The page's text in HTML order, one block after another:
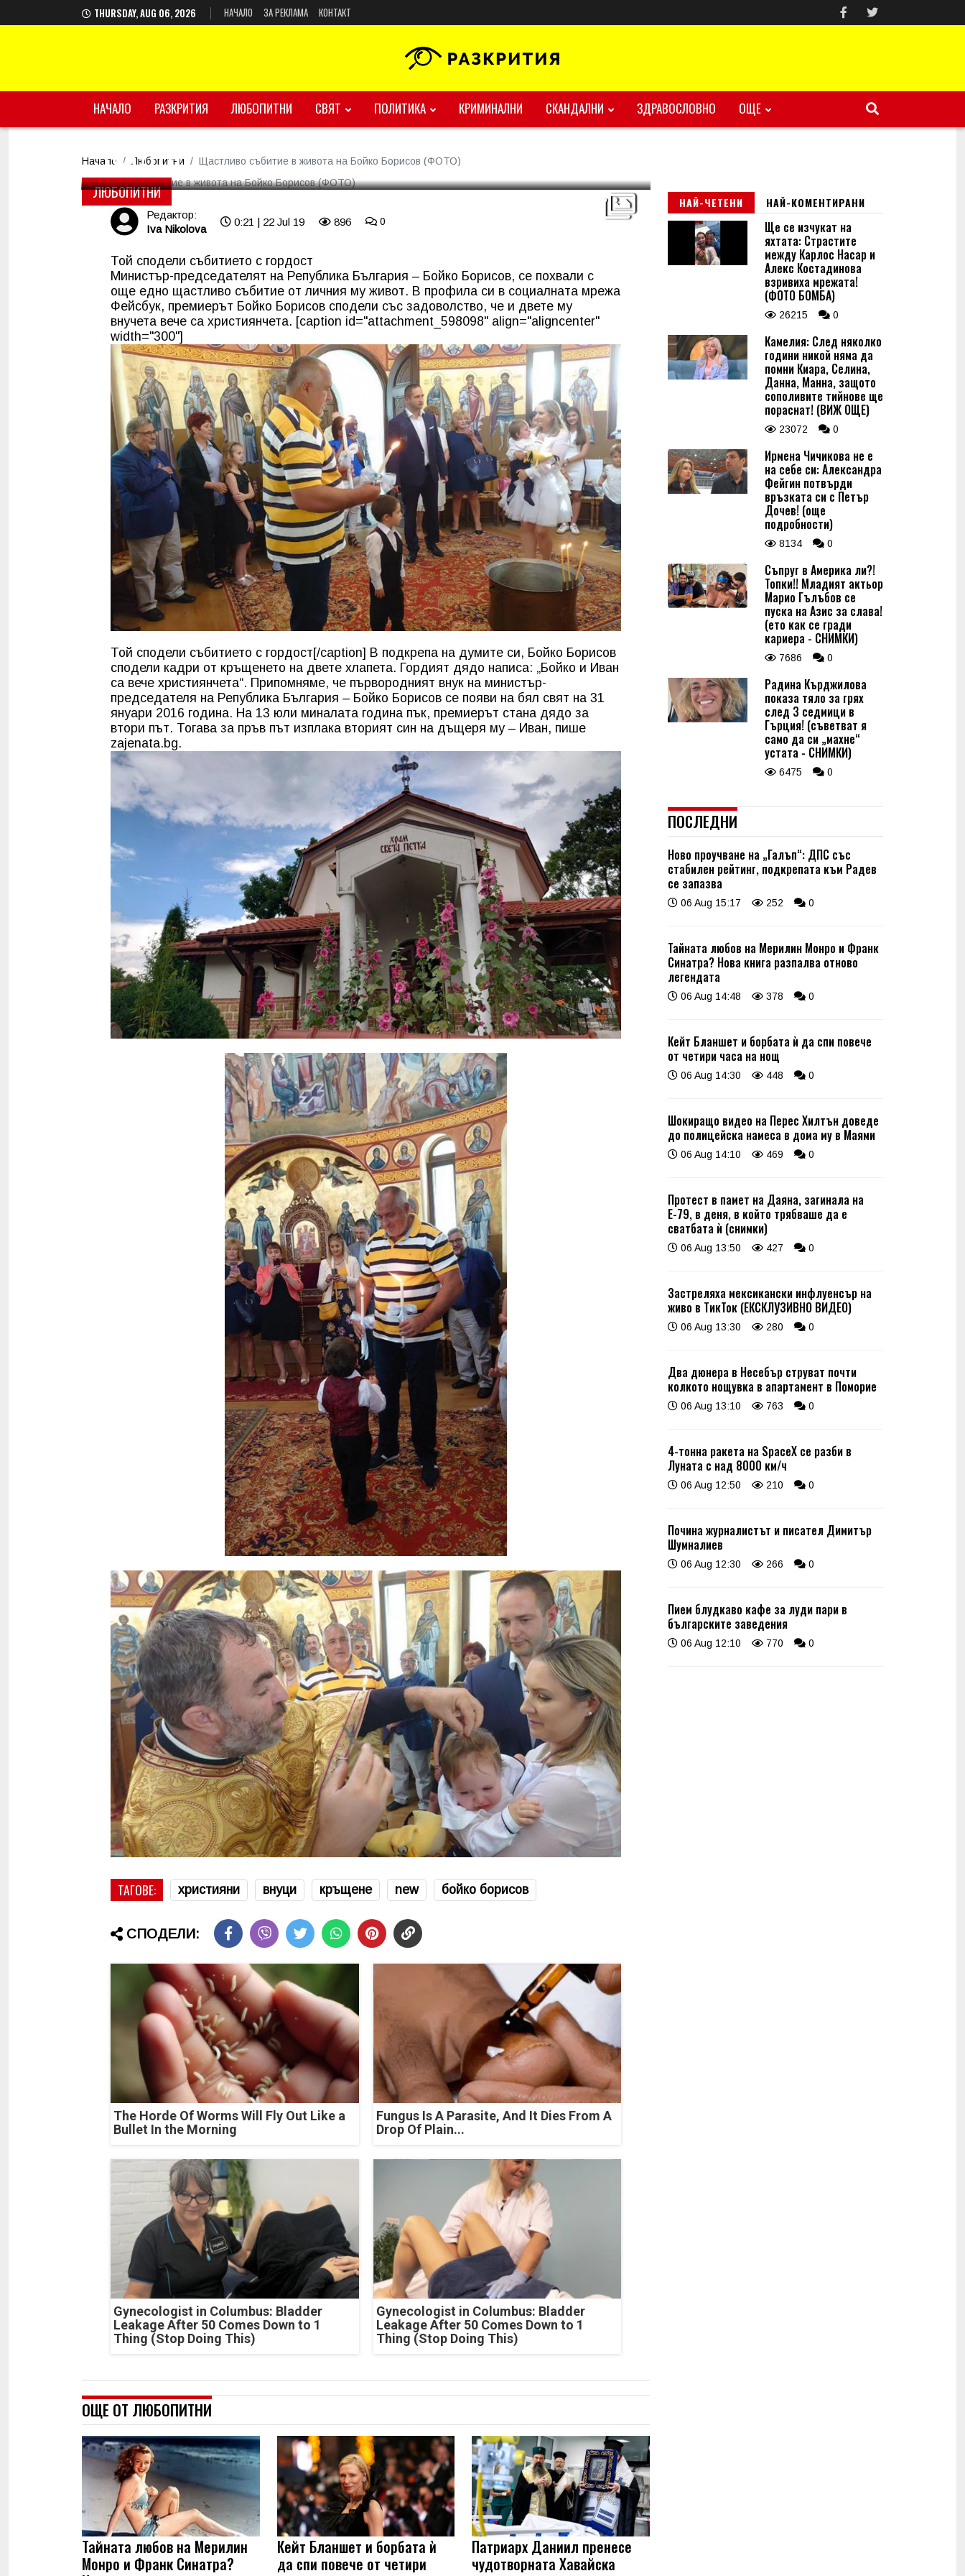
THURSDAY, AUG 06, 2026 НАЧАЛО ЗА РЕКЛАМА КОНТАКТ
НАЧАЛО РАЗКРИТИЯ ЛЮБОПИТНИ СВЯТ ПОЛИТИКА КРИМИНАЛНИ СКАНДАЛНИ ЗДРАВОСЛОВНО ОЩЕ
Начало Любопитни Щастливо събитие в живота на Бойко Борисов (ФОТО)
ЛЮБОПИТНИ
Щастливо събитие в живота на Бойко Борисов
(ФОТО)
Редактор:
Iva Nikolova
0:21 | 22 Jul 19 896 0
Той сподели събитието с гордост
Министър-председателят на Република България – Бойко Борисов, се похвали с
още едно щастливо събитие от личния му живот. В профила си в социалната мрежа
Фейсбук, премиерът Бойко Борисов сподели със задоволство, че и двете му
внучета вече са християнчета. [caption id="attachment_598098" align="aligncenter"
width="300"]
Той сподели събитието с гордост[/caption] В подкрепа на думите си, Бойко Борисов
сподели кадри от кръщенето на двете хлапета. Гордият дядо написа: „Бойко и Иван
са вече християнчета“. Припомняме, че първородният внук на министър-
председателя на Република България – Бойко Борисов се появи на бял свят на 31
януари 2016 година. На 13 юли миналата година пък, премиерът стана дядо за
втори път. Тогава за пръв път изплака вторият син на дъщеря му – Иван, пише
zajenata.bg.
ТАГОВЕ: християни внуци кръщене new бойко борисов
СПОДЕЛИ:
The Horde Of Worms Will Fly Out Like a
Bullet In the Morning
Fungus Is A Parasite, And It Dies From A
Drop Of Plain...
Gynecologist in Columbus: Bladder
Leakage After 50 Comes Down to 1
Thing (Stop Doing This)
Gynecologist in Columbus: Bladder
Leakage After 50 Comes Down to 1
Thing (Stop Doing This)
ОЩЕ ОТ ЛЮБОПИТНИ
Тайната любов на Мерилин
Монро и Франк Синатра?
Кейт Бланшет и борбата ѝ
да спи повече от четири
Патриарх Даниил пренесе
чудотворната Хавайска
НАЙ-ЧЕТЕНИ НАЙ-КОМЕНТИРАНИ
Ще се изчукат на
яхтата: Страстите
между Карлос Насар и
Алекс Костадинова
взривиха мрежата!
(ФОТО БОМБА)
26215 0
Камелия: След няколко
години никой няма да
помни Киара, Селина,
Данна, Манна, защото
сополивите тийнове ще
пораснат! (ВИЖ ОЩЕ)
23072 0
Ирмена Чичикова не е
на себе си: Александра
Фейгин потвърди
връзката си с Петър
Дочев! (още
подробности)
8134 0
Съпруг в Америка ли?!
Топки!! Младият актьор
Марио Гълъбов се
пуска на Азис за слава!
(ето как се гради
кариера - СНИМКИ)
7686 0
Радина Кърджилова
показа тяло за грях
след 3 седмици в
Гърция! (съветват я
само да си „махне“
устата - СНИМКИ)
6475 0
ПОСЛЕДНИ
Ново проучване на „Галъп“: ДПС със
стабилен рейтинг, подкрепата към Радев
се запазва
06 Aug 15:17 252 0
Тайната любов на Мерилин Монро и Франк
Синатра? Нова книга разпалва отново
легендата
06 Aug 14:48 378 0
Кейт Бланшет и борбата ѝ да спи повече
от четири часа на нощ
06 Aug 14:30 448 0
Шокиращо видео на Перес Хилтън доведе
до полицейска намеса в дома му в Маями
06 Aug 14:10 469 0
Протест в памет на Даяна, загинала на
Е-79, в деня, в който трябваше да е
сватбата ѝ (снимки)
06 Aug 13:50 427 0
Застреляха мексикански инфлуенсър на
живо в ТикТок (ЕКСКЛУЗИВНО ВИДЕО)
06 Aug 13:30 280 0
Два дюнера в Несебър струват почти
колкото нощувка в апартамент в Поморие
06 Aug 13:10 763 0
4-тонна ракета на SpaceX се разби в
Луната с над 8000 км/ч
06 Aug 12:50 210 0
Почина журналистът и писател Димитър
Шумналиев
06 Aug 12:30 266 0
Пием блудкаво кафе за луди пари в
българските заведения
06 Aug 12:10 770 0